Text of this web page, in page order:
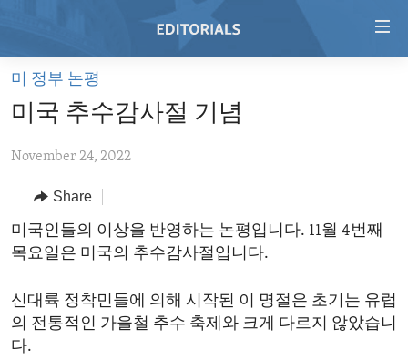
Skip
main
Skip
Navigation
Skip
Search
HOME
VIDEO
RADIO
REGIONS
AFRICA
AMERICAS
ASIA
EUROPE
TOPICS
HUMAN RIGHTS
SECURITY AND DEFENSE
AID AND DEVELOPMENT
ARCHIVE
ABOUT US
FOLLOW US
미 정부 논평
미국 추수감사절 기념
November 24, 2022
Share
미국인들의 이상을 반영하는 논평입니다. 11월 4번째
목요일은 미국의 추수감사절입니다.
신대륙 정착민들에 의해 시작된 이 명절은 초기는 유럽
의 전통적인 가을철 추수 축제와 크게 다르지 않았습니
다.